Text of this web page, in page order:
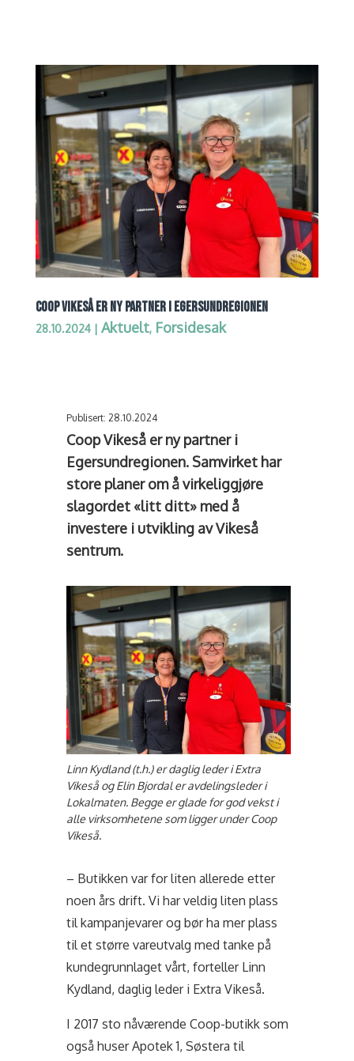
COOP VIKESÅ ER NY PARTNER I EGERSUNDREGIONEN
28.10.2024| Aktuelt, Forsidesak
Publisert: 28.10.2024
Coop Vikeså er ny partner i
Egersundregionen. Samvirket har
store planer om å virkeliggjøre
slagordet «litt ditt» med å
investere i utvikling av Vikeså
sentrum.
Linn Kydland (t.h.) er daglig leder i Extra
Vikeså og Elin Bjordal er avdelingsleder i
Lokalmaten. Begge er glade for god vekst i
alle virksomhetene som ligger under Coop
Vikeså.
– Butikken var for liten allerede etter
noen års drift. Vi har veldig liten plass
til kampanjevarer og bør ha mer plass
til et større vareutvalg med tanke på
kundegrunnlaget vårt, forteller Linn
Kydland, daglig leder i Extra Vikeså.
I 2017 sto nåværende Coop-butikk som
også huser Apotek 1, Søstera til